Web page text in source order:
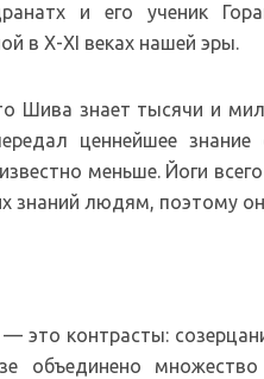
и его ученик
в X-XI веках нашей эры.
Шива знает тысячи и
ценнейшее
меньше. Йоги
знаний людям, поэтому
это контрасты:
объединено